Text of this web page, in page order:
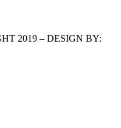
2019 – DESIGN BY: